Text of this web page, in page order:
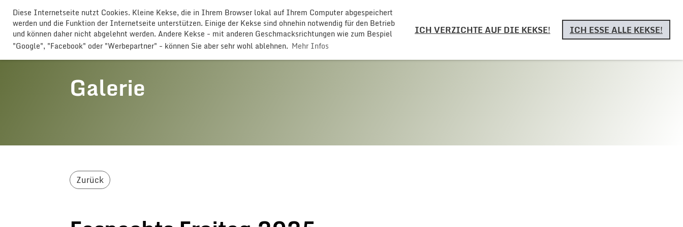
Diese Internetseite nutzt Cookies. Kleine Kekse, die in Ihrem Browser lokal auf Ihrem Computer abgespeichert
werden und die Funktion der Internetseite unterstützen. Einige der Kekse sind ohnehin notwendig für den Betrieb
und können daher nicht abgelehnt werden. Andere Kekse - mit anderen Geschmacksrichtungen wie zum Bespiel
"Google", "Facebook" oder "Werbepartner" - können Sie aber sehr wohl ablehnen. Mehr Infos
ICH VERZICHTE AUF DIE KEKSE! ICH ESSE ALLE KEKSE!
GLOGGERESCHRÄNZER BUTTISHOLZ
Galerie
Zurück